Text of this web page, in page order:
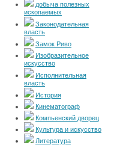
добыча полезных
ископаемых
Законодательная
власть
Замок Риво
Изобразительное
искусство
Исполнительная
власть
История
Кинематограф
Компьенский дворец
Культура и искусство
Литература